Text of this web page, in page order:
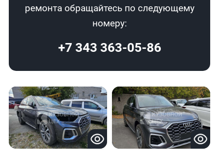
ремонта обращайтесь по следующему
номеру:
+7 343 363-05-86